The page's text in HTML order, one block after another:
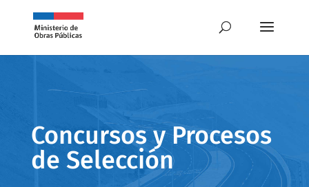
Concursos y Procesos
de Selección